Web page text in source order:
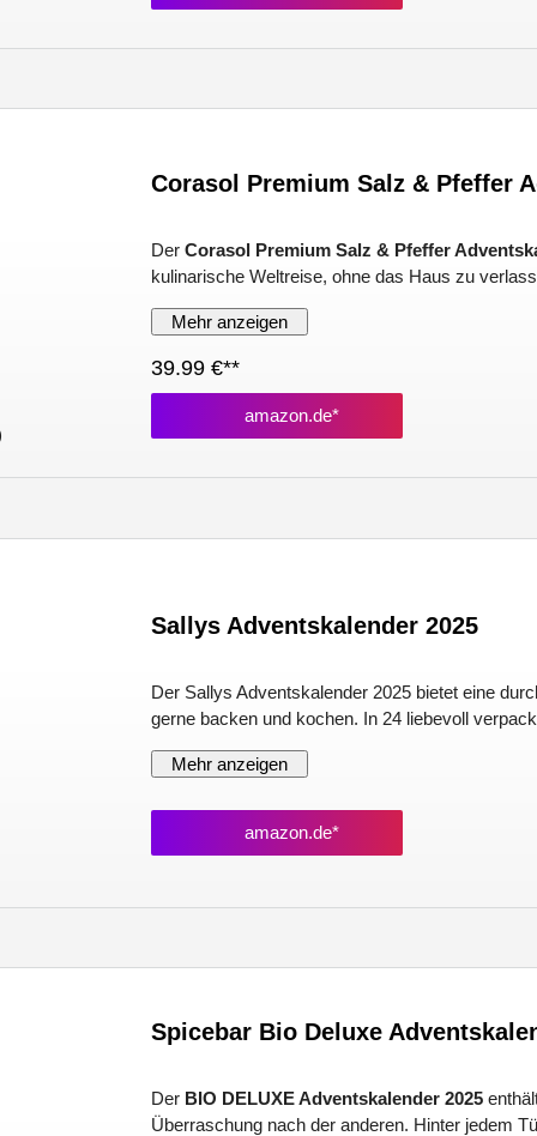
Corasol Premium Salz & Pfeffer
DerCorasol Premium Salz & Pfeffer
kulinarische Weltreise, ohne das Haus zu
Mehr anzeigen
39.99 €**
amazon.de*
Sallys Adventskalender 2025
Der Sallys Adventskalender 2025 bietet eine
gerne backen und kochen. In 24 liebevoll
Mehr anzeigen
amazon.de*
Spicebar Bio Deluxe
Der BIO DELUXE Adventskalender 2025
Überraschung nach der anderen. Hinter jedem